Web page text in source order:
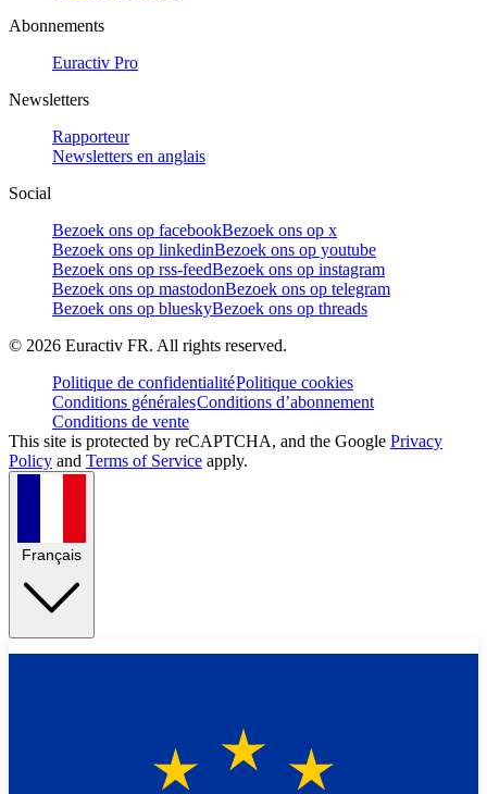
Abonnements
Euractiv Pro
Newsletters
Rapporteur
Newsletters en anglais
Social
Bezoek ons op facebookBezoek ons op x
Bezoek ons op linkedinBezoek ons op youtube
Bezoek ons op rss-feedBezoek ons op instagram
Bezoek ons op mastodonBezoek ons op telegram
Bezoek ons op blueskyBezoek ons op threads
© 2026 Euractiv FR. All rights reserved.
Politique de confidentialitéPolitique cookies
Conditions généralesConditions d’abonnement
Conditions de vente
This site is protected by reCAPTCHA, and the Google Privacy
Policy and Terms of Service apply.
Français